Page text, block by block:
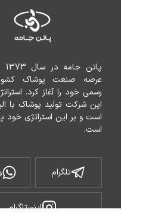
است.
تلگرام
اینستاگرام